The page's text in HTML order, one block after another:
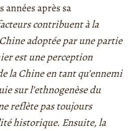
années après sa
contribuent à la
adoptée par une partie
est une perception
la Chine en tant qu’ennemi
sur l’ethnogenèse du
reflète pas toujours
historique. Ensuite, la